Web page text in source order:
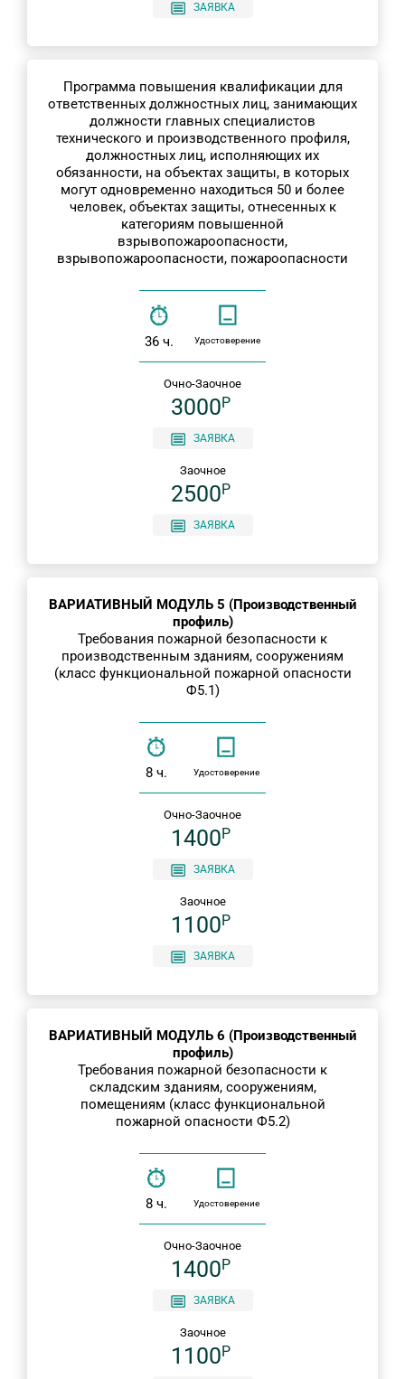
ЗАЯВКА
Программа повышения квалификации для
ответственных должностных лиц, занимающих
должности главных специалистов
технического и производственного профиля,
должностных лиц, исполняющих их
обязанности, на объектах защиты, в которых
могут одновременно находиться 50 и более
человек, объектах защиты, отнесенных к
категориям повышенной
взрывопожароопасности,
взрывопожароопасности, пожароопасности
36 ч. Удостоверение
Очно-Заочное
3000P
ЗАЯВКА
Заочное
2500P
ЗАЯВКА
ВАРИАТИВНЫЙ МОДУЛЬ 5 (Производственный
профиль)
Требования пожарной безопасности к
производственным зданиям, сооружениям
(класс функциональной пожарной опасности
Ф5.1)
8 ч. Удостоверение
Очно-Заочное
1400P
ЗАЯВКА
Заочное
1100P
ЗАЯВКА
ВАРИАТИВНЫЙ МОДУЛЬ 6 (Производственный
профиль)
Требования пожарной безопасности к
складским зданиям, сооружениям,
помещениям (класс функциональной
пожарной опасности Ф5.2)
8 ч. Удостоверение
Очно-Заочное
1400P
ЗАЯВКА
Заочное
1100P